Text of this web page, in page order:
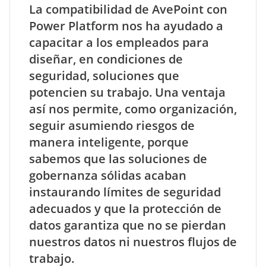
La compatibilidad de AvePoint con
Power Platform nos ha ayudado a
capacitar a los empleados para
diseñar, en condiciones de
seguridad, soluciones que
potencien su trabajo. Una ventaja
así nos permite, como organización,
seguir asumiendo riesgos de
manera inteligente, porque
sabemos que las soluciones de
gobernanza sólidas acaban
instaurando límites de seguridad
adecuados y que la protección de
datos garantiza que no se pierdan
nuestros datos ni nuestros flujos de
trabajo.